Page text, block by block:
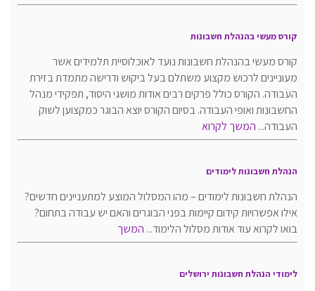
קורס מעשי בהנהלת חשבונות
קורס מעשי בהנהלת חשבונות נועד לאוכלוסיית תלמידים אשר
מעוניינים לרכוש מקצוע משתלם בעל ביקוש ודרישה מתמדת בזירת
העבודה. הקורס כולל פרקים רבים אודות מושגי היסוד, תפקידי מנהל
החשבונות ואופי העבודה. בסיום הקורס יוצא הבוגר כמקצוען לשוק
העבודה... המשך לקרוא
הנהלת חשבונות לימודים
הנהלת חשבונות לימודים – מהו המסלול המוצע למתעניינים חדשים?
אילו אפשרויות קידום קיימות בפני הבוגרים והאם יש עבודה בתחום?
בואו לקרוא עוד אודות מסלול הלימוד... המשך
לימודי הנהלת חשבונות ירושלים